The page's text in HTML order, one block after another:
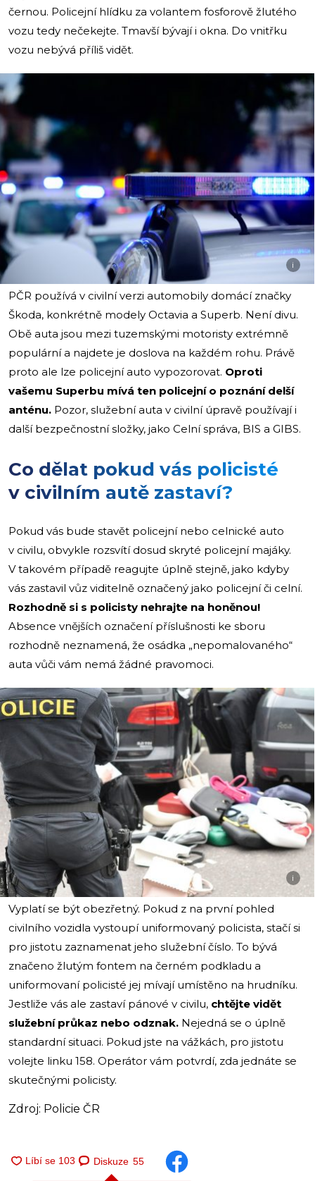
černou. Policejní hlídku za volantem fosforově žlutého
vozu tedy nečekejte. Tmavší bývají i okna. Do vnitřku
vozu nebývá příliš vidět.
i
PČR používá v civilní verzi automobily domácí značky
Škoda, konkrétně modely Octavia a Superb. Není divu.
Obě auta jsou mezi tuzemskými motoristy extrémně
populární a najdete je doslova na každém rohu. Právě
proto ale lze policejní auto vypozorovat. Oproti
vašemu Superbu mívá ten policejní o poznání delší
anténu. Pozor, služební auta v civilní úpravě používají i
další bezpečnostní složky, jako Celní správa, BIS a GIBS.
Co dělat pokud vás policisté
v civilním autě zastaví?
Pokud vás bude stavět policejní nebo celnické auto
v civilu, obvykle rozsvítí dosud skryté policejní majáky.
V takovém případě reagujte úplně stejně, jako kdyby
vás zastavil vůz viditelně označený jako policejní či celní.
Rozhodně si s policisty nehrajte na honěnou!
Absence vnějších označení příslušnosti ke sboru
rozhodně neznamená, že osádka „nepomalovaného“
auta vůči vám nemá žádné pravomoci.
i
Vyplatí se být obezřetný. Pokud z na první pohled
civilního vozidla vystoupí uniformovaný policista, stačí si
pro jistotu zaznamenat jeho služební číslo. To bývá
značeno žlutým fontem na černém podkladu a
uniformovaní policisté jej mívají umístěno na hrudníku.
Jestliže vás ale zastaví pánové v civilu, chtějte vidět
služební průkaz nebo odznak. Nejedná se o úplně
standardní situaci. Pokud jste na vážkách, pro jistotu
volejte linku 158. Operátor vám potvrdí, zda jednáte se
skutečnými policisty.
Zdroj: Policie ČR
Diskuze 55